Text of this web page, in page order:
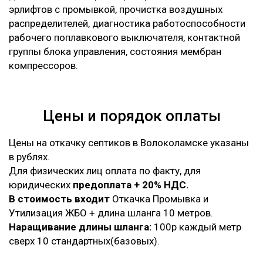
эрлифтов с промывкой, прочистка воздушных
распределителей, диагностика работоспособности
рабочего поплавкового выключателя, контактной
группы блока управления, состояния мембран
компрессоров.
Цены и порядок оплаты
Цены на откачку септиков в Волоколамске указаны
в рублях.
Для физических лиц оплата по факту, для
юридических предоплата + 20% НДС.
В стоимость входит Откачка Промывка и
Утилизация ЖБО + длина шланга 10 метров.
Наращивание длины шланга: 100р каждый метр
сверх 10 стандартных(базовых).